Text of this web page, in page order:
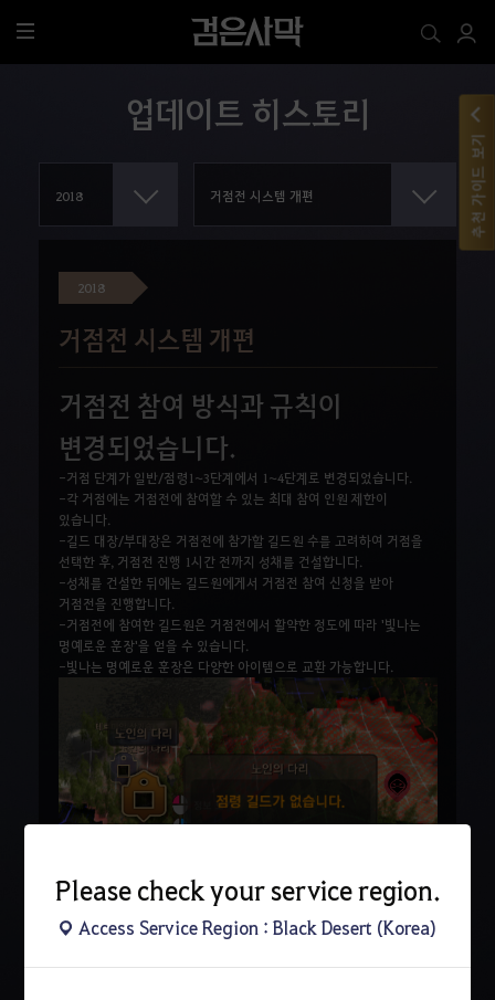
Please check your service region.
Access Service Region : Black Desert (Korea)
전
체
업데이트 히스토리
2018
거점전 시스템 개편
거점전 참여 방식과 규칙이
변경되었습니다.
-거점 단계가 일반/점령1~3단계에서 1~4단계로 변경되었습니다.
-각 거점에는 거점전에 참여할 수 있는 최대 참여 인원 제한이
있습니다.
-길드 대장/부대장은 거점전에 참가할 길드원 수를 고려하여 거점을
선택한 후, 거점전 진행 1시간 전까지 성채를 건설합니다.
-성채를 건설한 뒤에는 길드원에게서 거점전 참여 신청을 받아
거점전을 진행합니다.
-거점전에 참여한 길드원은 거점전에서 활약한 정도에 따라 '빛나는
명예로운 훈장'을 얻을 수 있습니다.
-빛나는 명예로운 훈장은 다양한 아이템으로 교환 가능합니다.
추천 가이드 보기